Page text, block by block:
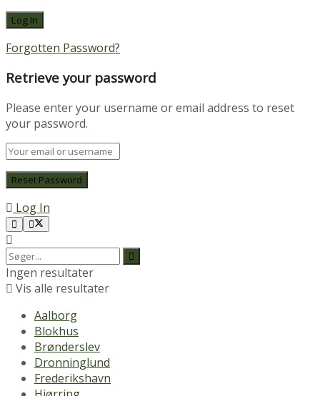
Forgotten Password?
Retrieve your password
Please enter your username or email address to reset
your password.
Log In
Ingen resultater
Vis alle resultater
Aalborg
Blokhus
Brønderslev
Dronninglund
Frederikshavn